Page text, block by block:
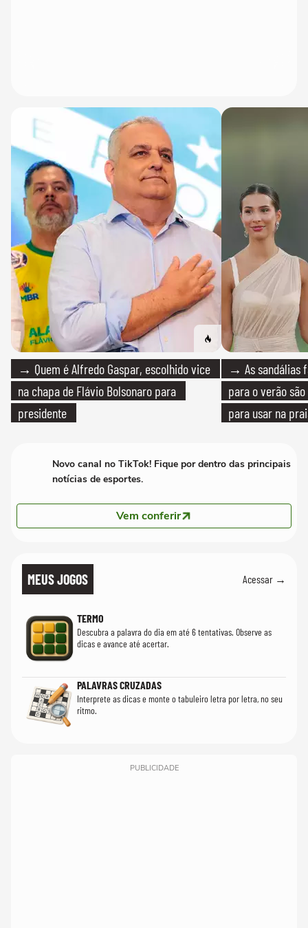
→ Quem é Alfredo Gaspar, escolhido vice
na chapa de Flávio Bolsonaro para
presidente
→ As sandálias
para o verão
para usar na
Novo canal no TikTok! Fique por dentro das principais
notícias de esportes.
Vem conferir
MEUS JOGOS Acessar →
TERMO
Descubra a palavra do dia em até 6 tentativas. Observe as
dicas e avance até acertar.
PALAVRAS CRUZADAS
Interprete as dicas e monte o tabuleiro letra por letra, no seu
ritmo.
PUBLICIDADE